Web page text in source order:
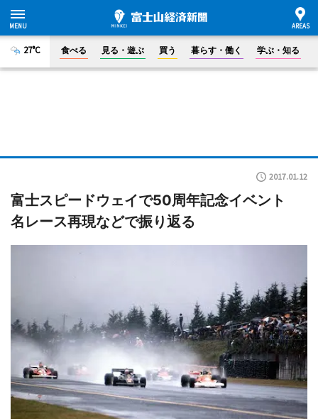
27°C 食べる 見る・遊ぶ 買う 暮らす・働く 学ぶ・知る
2017.01.12
富士スピードウェイで50周年記念イベント
名レース再現などで振り返る